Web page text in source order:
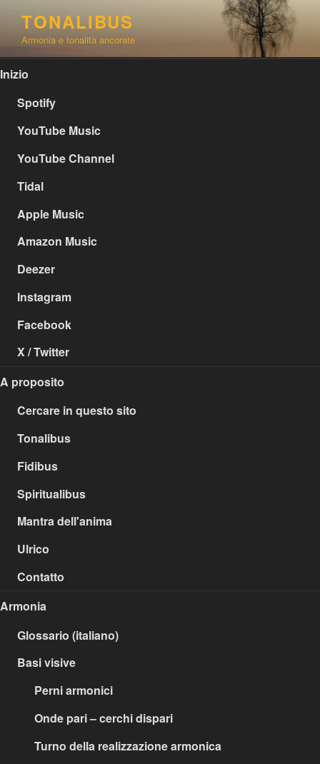
contenuto
TONALIBUS
Armonia e tonalità ancorate
Inizio
Spotify
YouTube Music
YouTube Channel
Tidal
Apple Music
Amazon Music
Deezer
Instagram
Facebook
X / Twitter
A proposito
Cercare in questo sito
Tonalibus
Fidibus
Spiritualibus
Mantra dell'anima
Ulrico
Contatto
Armonia
Glossario (italiano)
Basi visive
Perni armonici
Onde pari – cerchi dispari
Turno della realizzazione armonica